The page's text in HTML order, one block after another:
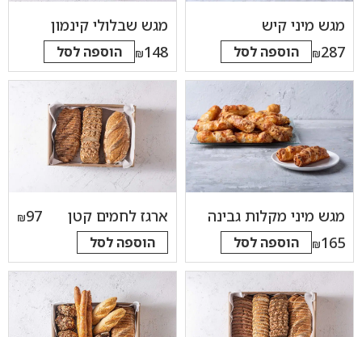
מגש מיני קיש
287
₪ הוספה לסל
מגש שבלולי קינמון
148
₪ הוספה לסל
מגש מיני מקלות גבינה
165
₪ הוספה לסל
ארגז לחמים קטן 97
₪
הוספה לסל